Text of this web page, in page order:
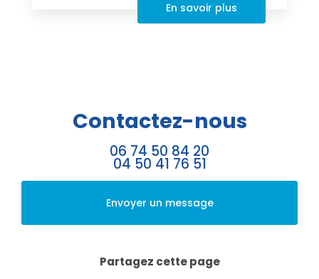
En savoir plus
Contactez-nous
06 74 50 84 20
04 50 41 76 51
Envoyer un message
Partagez cette page